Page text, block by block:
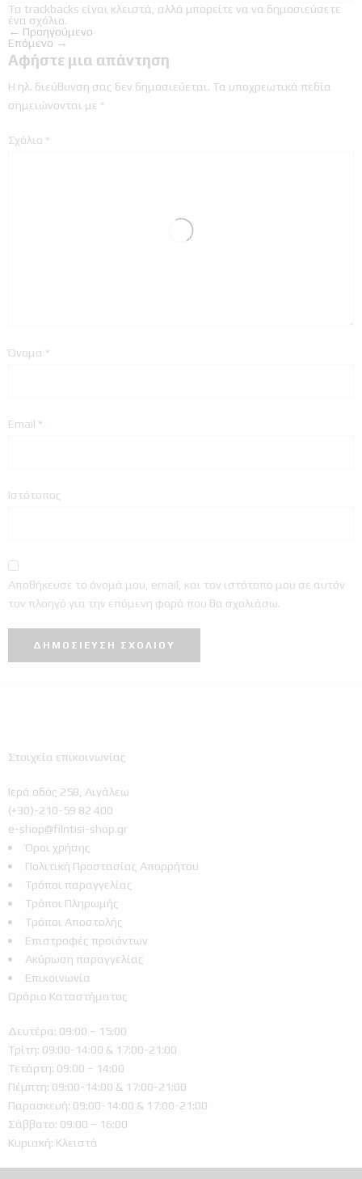
Τα trackbacks είναι κλειστά, αλλά μπορείτε να να δημοσιεύσετε
ένα σχόλιο.
← Προηγούμενο
Επόμενο →
Αφήστε μια απάντηση
Η ηλ. διεύθυνση σας δεν δημοσιεύεται. Τα υποχρεωτικά πεδία
σημειώνονται με *
Σχόλιο *
Όνομα *
Email *
Ιστότοπος
Αποθήκευσε το όνομά μου, email, και τον ιστότοπο μου σε αυτόν
τον πλοηγό για την επόμενη φορά που θα σχολιάσω.
Στοιχεία επικοινωνίας
Ιερά οδός 258, Αιγάλεω
(+30)-210-59 82 400
e-shop@filntisi-shop.gr
Όροι χρήσης
Πολιτική Προστασίας Απορρήτου
Τρόποι παραγγελίας
Τρόποι Πληρωμής
Τρόποι Αποστολής
Επιστροφές προϊόντων
Ακύρωση παραγγελίας
Επικοινωνία
Ωράριο Καταστήματος
Δευτέρα: 09:00 – 15:00
Τρίτη: 09:00-14:00 & 17:00-21:00
Τετάρτη: 09:00 – 14:00
Πέμπτη: 09:00-14:00 & 17:00-21:00
Παρασκευή: 09:00-14:00 & 17:00-21:00
Σάββατο: 09:00 – 16:00
Κυριακή: Κλειστά